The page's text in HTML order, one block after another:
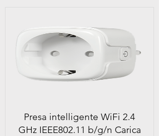
Presa intelligente WiFi 2.4
GHz IEEE802.11 b/g/n Carica